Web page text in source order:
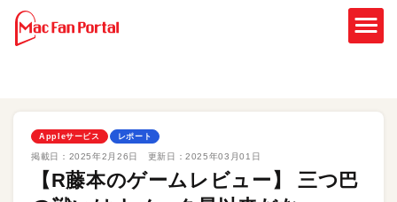
Appleサービス レポート
掲載日： 2025年2月26日 更新日：2025年03月01日
【R藤本のゲームレビュー】 三つ巴